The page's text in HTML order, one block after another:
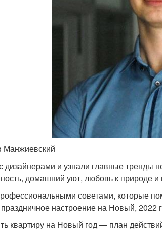
Манжиевский
дизайнерами и узнали главные тренды
домашний уют, любовь к природе
советами, которые
настроение на Новый, 2022
квартиру на Новый год — план